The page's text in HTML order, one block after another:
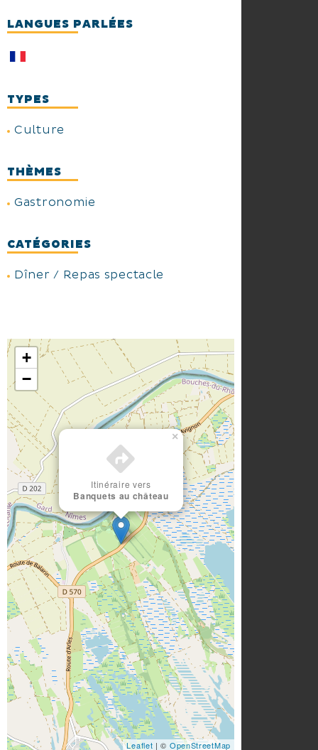
LANGUES PARLÉES
TYPES
Culture
THÈMES
Gastronomie
CATÉGORIES
Dîner / Repas spectacle
Itinéraire vers
Banquets au château
×
+
−
Leaflet | © OpenStreetMap